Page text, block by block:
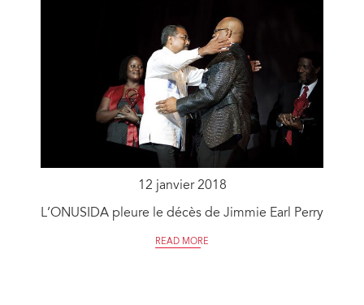
12 janvier 2018
L’ONUSIDA pleure le décès de Jimmie Earl Perry
READ MORE